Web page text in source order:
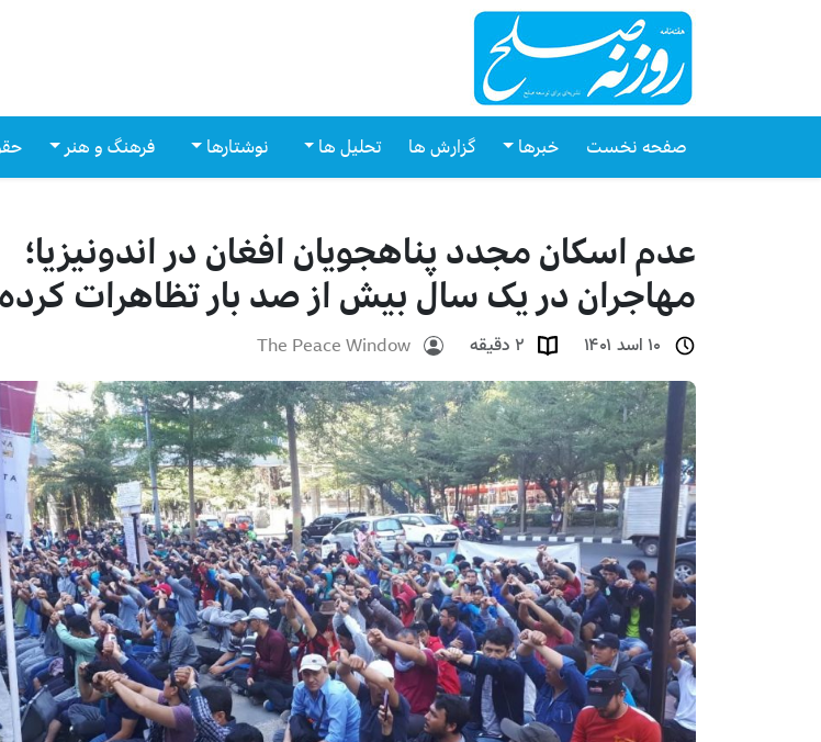
صفحه نخست خبرها گزارش ها تحلیل ها نوشتارها فرهنگ و هنر
عدم اسکان مجدد پناهجویان افغان در اندونیزیا؛
مهاجران در یک سال بیش از صد بار تظاهرات
۱۰ اسد ۱۴۰۱ ۲ دقیقه The Peace Window